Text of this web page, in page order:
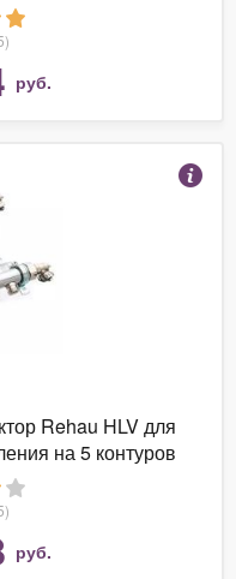
руб.
Rehau HLV для
на 5 контуров
руб.